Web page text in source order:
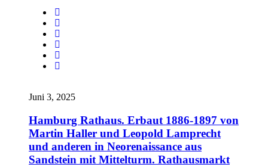
Juni 3, 2025
Hamburg Rathaus. Erbaut 1886-1897 von
Martin Haller und Leopold Lamprecht
und anderen in Neorenaissance aus
Sandstein mit Mittelturm. Rathausmarkt